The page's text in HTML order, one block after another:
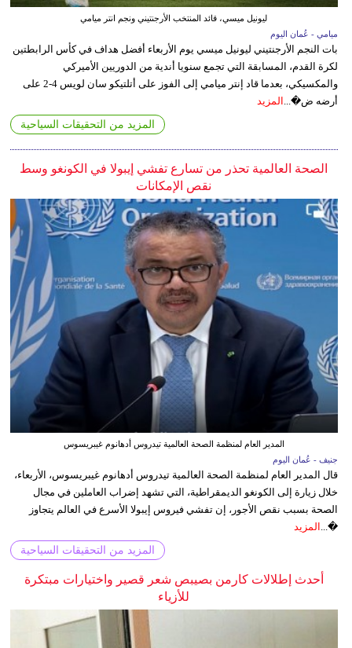
ليونيل ميسي، قائد المنتخب الأرجنتيني ونجم انتر ميامي
ميامي - عُمان اليوم
بات النجم الأرجنتيني ليونيل ميسي يوم الأربعاء أفضل هداف في كأس الرابطتين
لكرة القدم، المسابقة التي تجمع سنويا أندية من الدوريين الأميركي
والمكسيكي، بعدما قاد إنتر ميامي إلى الفوز على أتلتيكو سان لويس 4-2 على
أرضه ض�... المزيد
المزيد من التحقيقات السياحية
الصحة العالمية تحذر من تسارع تفشي إيبولا في الكونغو وسط
نقص الإمكانات
المدير العام لمنظمة الصحة العالمية تيدروس أدهانوم غيبريسوس
جنيف - عُمان اليوم
قال المدير العام لمنظمة الصحة العالمية تيدروس أدهانوم غيبريسوس، الأربعاء،
خلال زيارة إلى الكونغو الديمقراطية، التي تشهد إضراب العاملين في مجال
الصحة بسبب نقص الأجور، إن تفشي فيروس إيبولا الأسرع في العالم يتجاوز
�...
المزيد
المزيد من التحقيقات السياحية
أحدث إطلالات كارمن بصيبص شعر قصير واختيارات مبتكرة
للأزياء